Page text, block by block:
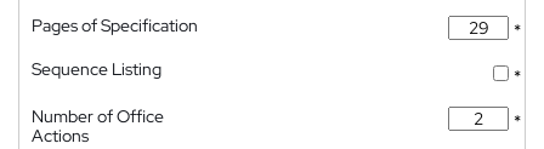
Pages of Specification
*
Sequence Listing
*
Number of Office
Actions
*